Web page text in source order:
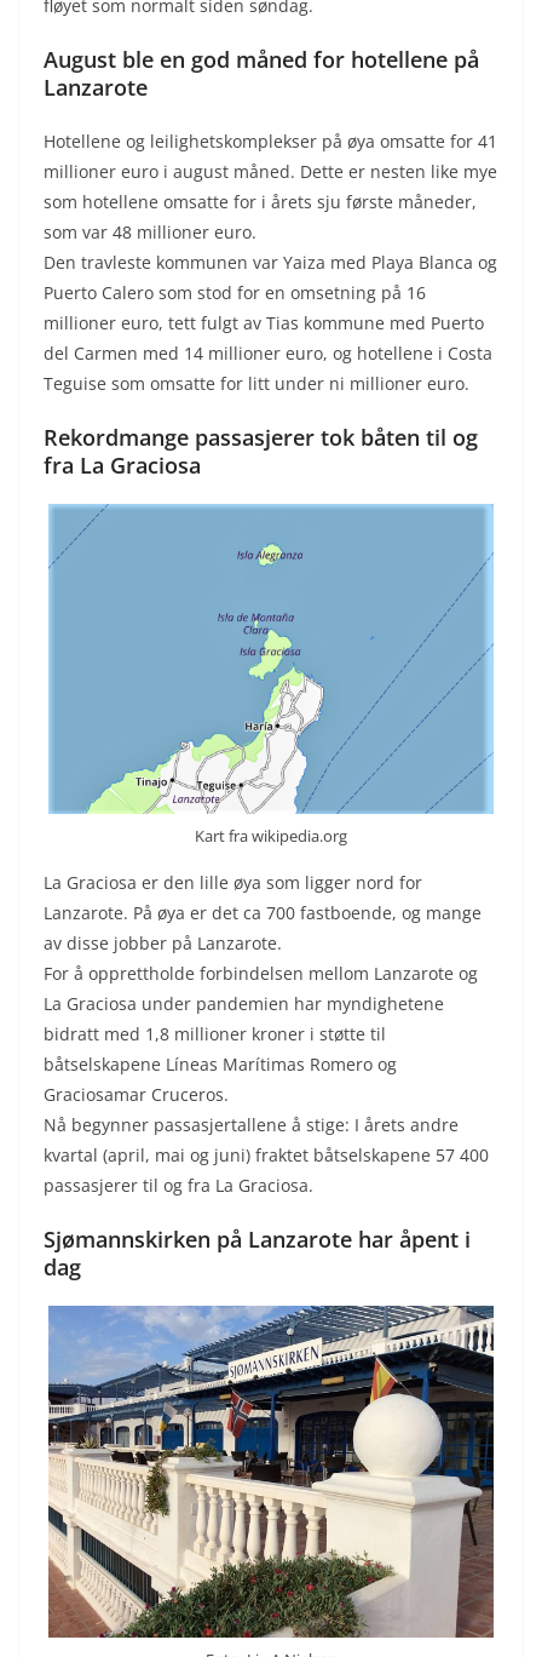
fløyet som normalt siden søndag.
August ble en god måned for hotellene på
Lanzarote
Hotellene og leilighetskomplekser på øya omsatte for 41
millioner euro i august måned. Dette er nesten like mye
som hotellene omsatte for i årets sju første måneder,
som var 48 millioner euro.
Den travleste kommunen var Yaiza med Playa Blanca og
Puerto Calero som stod for en omsetning på 16
millioner euro, tett fulgt av Tias kommune med Puerto
del Carmen med 14 millioner euro, og hotellene i Costa
Teguise som omsatte for litt under ni millioner euro.
Rekordmange passasjerer tok båten til og
fra La Graciosa
Kart fra wikipedia.org
La Graciosa er den lille øya som ligger nord for
Lanzarote. På øya er det ca 700 fastboende, og mange
av disse jobber på Lanzarote.
For å opprettholde forbindelsen mellom Lanzarote og
La Graciosa under pandemien har myndighetene
bidratt med 1,8 millioner kroner i støtte til
båtselskapene Líneas Marítimas Romero og
Graciosamar Cruceros.
Nå begynner passasjertallene å stige: I årets andre
kvartal (april, mai og juni) fraktet båtselskapene 57 400
passasjerer til og fra La Graciosa.
Sjømannskirken på Lanzarote har åpent i
dag